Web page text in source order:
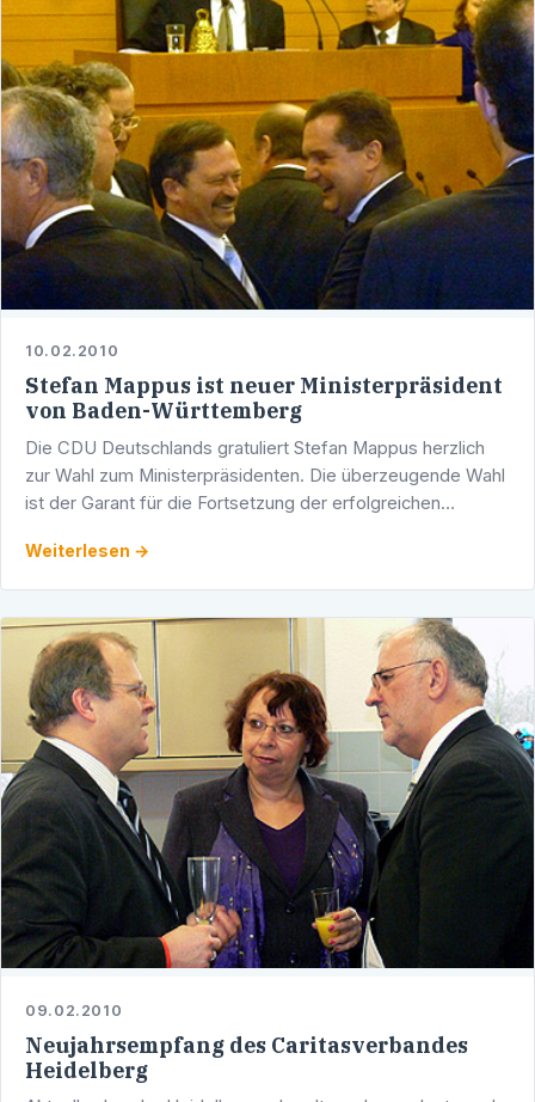
10.02.2010
Stefan Mappus ist neuer Ministerpräsident
von Baden-Württemberg
Die CDU Deutschlands gratuliert Stefan Mappus herzlich
zur Wahl zum Ministerpräsidenten. Die überzeugende Wahl
ist der Garant für die Fortsetzung der erfolgreichen
…
Weiterlesen →
09.02.2010
Neujahrsempfang des Caritasverbandes
Heidelberg